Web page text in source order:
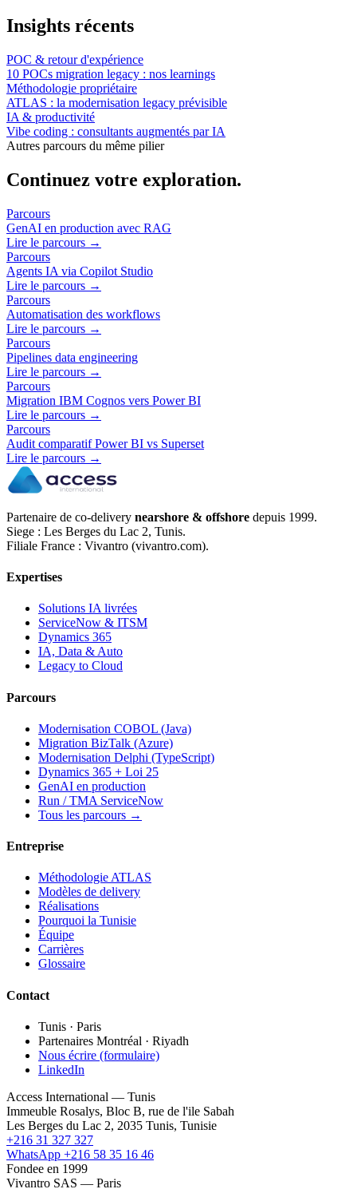
Insights récents
POC & retour d'expérience
10 POCs migration legacy : nos learnings
Méthodologie propriétaire
ATLAS : la modernisation legacy prévisible
IA & productivité
Vibe coding : consultants augmentés par IA
Autres parcours du même pilier
Continuez votre exploration.
Parcours
GenAI en production avec RAG
Lire le parcours →
Parcours
Agents IA via Copilot Studio
Lire le parcours →
Parcours
Automatisation des workflows
Lire le parcours →
Parcours
Pipelines data engineering
Lire le parcours →
Parcours
Migration IBM Cognos vers Power BI
Lire le parcours →
Parcours
Audit comparatif Power BI vs Superset
Lire le parcours →
Partenaire de co-delivery nearshore & offshore depuis 1999.
Siege : Les Berges du Lac 2, Tunis.
Filiale France : Vivantro (vivantro.com).
Expertises
Solutions IA livrées
ServiceNow & ITSM
Dynamics 365
IA, Data & Auto
Legacy to Cloud
Parcours
Modernisation COBOL (Java)
Migration BizTalk (Azure)
Modernisation Delphi (TypeScript)
Dynamics 365 + Loi 25
GenAI en production
Run / TMA ServiceNow
Tous les parcours →
Entreprise
Méthodologie ATLAS
Modèles de delivery
Réalisations
Pourquoi la Tunisie
Équipe
Carrières
Glossaire
Contact
Tunis · Paris
Partenaires Montréal · Riyadh
Nous écrire (formulaire)
LinkedIn
Access International — Tunis
Immeuble Rosalys, Bloc B, rue de l'ile Sabah
Les Berges du Lac 2, 2035 Tunis, Tunisie
+216 31 327 327
WhatsApp +216 58 35 16 46
Fondee en 1999
Vivantro SAS — Paris